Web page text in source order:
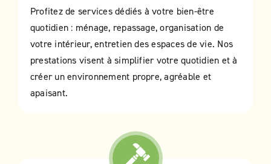
Profitez de services dédiés à votre bien-être
quotidien : ménage, repassage, organisation de
votre intérieur, entretien des espaces de vie. Nos
prestations visent à simplifier votre quotidien et à
créer un environnement propre, agréable et
apaisant.